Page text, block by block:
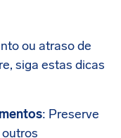
ou atraso de
siga estas dicas
: Preserve